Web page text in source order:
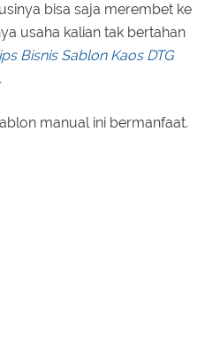
bisa saja merembet ke
usaha kalian tak bertahan
Bisnis Sablon Kaos DTG
manual ini bermanfaat.